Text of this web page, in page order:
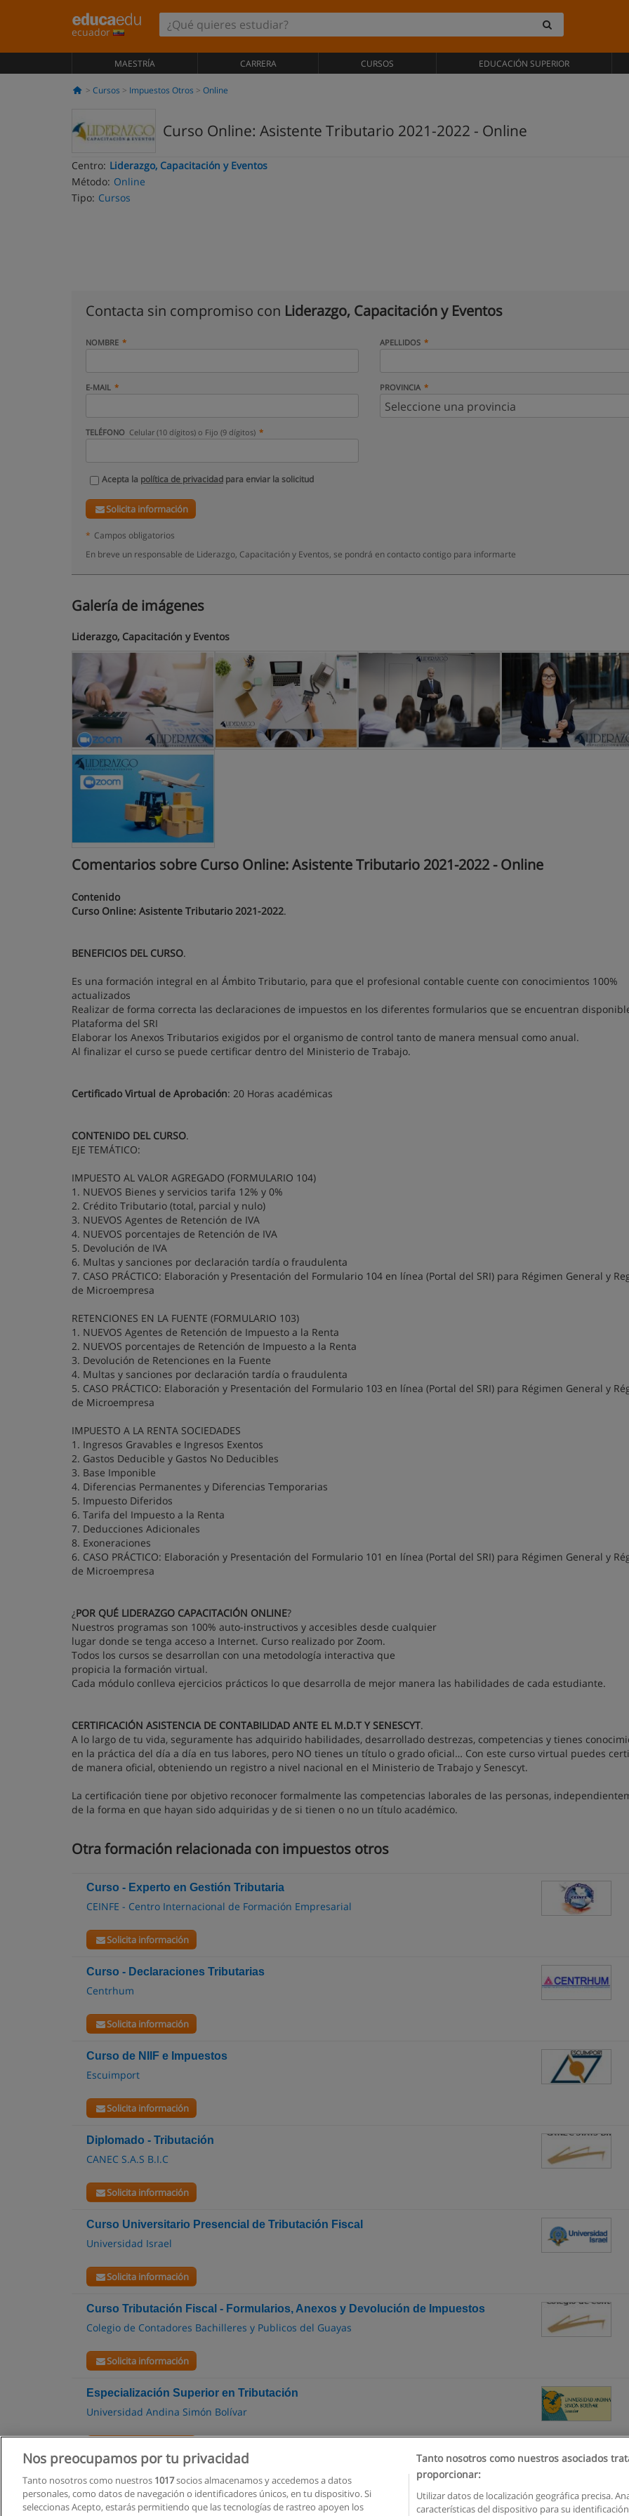
ecuador
MAESTRÍA CARRERA CURSOS EDUCACIÓN SUPERIOR
Cursos Impuestos Otros Online
Curso Online: Asistente Tributario 2021-2022 - Online
Centro: Liderazgo, Capacitación y Eventos
Método: Online
Tipo: Cursos
Contacta sin compromiso con Liderazgo, Capacitación y Eventos
NOMBRE APELLIDOS
E-MAIL PROVINCIA
TELÉFONO Celular (10 dígitos) o Fijo (9 dígitos)
Acepta la política de privacidad para enviar la solicitud
Solicita información
* Campos obligatorios
En breve un responsable de Liderazgo, Capacitación y Eventos, se pondrá en contacto contigo para informarte
Galería de imágenes
Liderazgo, Capacitación y Eventos
Comentarios sobre Curso Online: Asistente Tributario 2021-2022 - Online
Contenido
Curso Online: Asistente Tributario 2021-2022.
BENEFICIOS DEL CURSO.
Es una formación integral en al Ámbito Tributario, para que el profesional contable cuente con conocimientos 100%
actualizados
Realizar de forma correcta las declaraciones de impuestos en los diferentes formularios que se encuentran
Plataforma del SRI
Elaborar los Anexos Tributarios exigidos por el organismo de control tanto de manera mensual como anual.
Al finalizar el curso se puede certificar dentro del Ministerio de Trabajo.
Certificado Virtual de Aprobación: 20 Horas académicas
CONTENIDO DEL CURSO.
EJE TEMÁTICO:
IMPUESTO AL VALOR AGREGADO (FORMULARIO 104)
1. NUEVOS Bienes y servicios tarifa 12% y 0%
2. Crédito Tributario (total, parcial y nulo)
3. NUEVOS Agentes de Retención de IVA
4. NUEVOS porcentajes de Retención de IVA
5. Devolución de IVA
6. Multas y sanciones por declaración tardía o fraudulenta
7. CASO PRÁCTICO: Elaboración y Presentación del Formulario 104 en línea (Portal del SRI) para Régimen General y
de Microempresa
RETENCIONES EN LA FUENTE (FORMULARIO 103)
1. NUEVOS Agentes de Retención de Impuesto a la Renta
2. NUEVOS porcentajes de Retención de Impuesto a la Renta
3. Devolución de Retenciones en la Fuente
4. Multas y sanciones por declaración tardía o fraudulenta
5. CASO PRÁCTICO: Elaboración y Presentación del Formulario 103 en línea (Portal del SRI) para Régimen General y
de Microempresa
IMPUESTO A LA RENTA SOCIEDADES
1. Ingresos Gravables e Ingresos Exentos
2. Gastos Deducible y Gastos No Deducibles
3. Base Imponible
4. Diferencias Permanentes y Diferencias Temporarias
5. Impuesto Diferidos
6. Tarifa del Impuesto a la Renta
7. Deducciones Adicionales
8. Exoneraciones
6. CASO PRÁCTICO: Elaboración y Presentación del Formulario 101 en línea (Portal del SRI) para Régimen General y
de Microempresa
¿POR QUÉ LIDERAZGO CAPACITACIÓN ONLINE?
Nuestros programas son 100% auto-instructivos y accesibles desde cualquier
lugar donde se tenga acceso a Internet. Curso realizado por Zoom.
Todos los cursos se desarrollan con una metodología interactiva que
propicia la formación virtual.
Cada módulo conlleva ejercicios prácticos lo que desarrolla de mejor manera las habilidades de cada estudiante.
CERTIFICACIÓN ASISTENCIA DE CONTABILIDAD ANTE EL M.D.T Y SENESCYT.
A lo largo de tu vida, seguramente has adquirido habilidades, desarrollado destrezas, competencias y tienes
en la práctica del día a día en tus labores, pero NO tienes un título o grado oficial… Con este curso virtual puedes
de manera oficial, obteniendo un registro a nivel nacional en el Ministerio de Trabajo y Senescyt.
La certificación tiene por objetivo reconocer formalmente las competencias laborales de las personas,
de la forma en que hayan sido adquiridas y de si tienen o no un título académico.
Otra formación relacionada con impuestos otros
Curso - Experto en Gestión Tributaria
CEINFE - Centro Internacional de Formación Empresarial
Solicita información
Curso - Declaraciones Tributarias
Centrhum
Solicita información
Curso de NIIF e Impuestos
Escuimport
Solicita información
Diplomado - Tributación
CANEC S.A.S B.I.C
Solicita información
Curso Universitario Presencial de Tributación Fiscal
Universidad Israel
Solicita información
Curso Tributación Fiscal - Formularios, Anexos y Devolución de Impuestos
Colegio de Contadores Bachilleres y Publicos del Guayas
Solicita información
Especialización Superior en Tributación
Universidad Andina Simón Bolívar
Reglas de uso Privacidad de datos Contactar con Educaedu
Nos preocupamos por tu privacidad
Tanto nosotros como nuestros 1017socios almacenamos y accedemos a datos
personales, como datos de navegación o identificadores únicos, en tu dispositivo. Si
seleccionas Acepto, estarás permitiendo que las tecnologías de rastreo apoyen los
Tanto nosotros como nuestros asociados
proporcionar:
Utilizar datos de localización geográfica precisa.
características del dispositivo para su